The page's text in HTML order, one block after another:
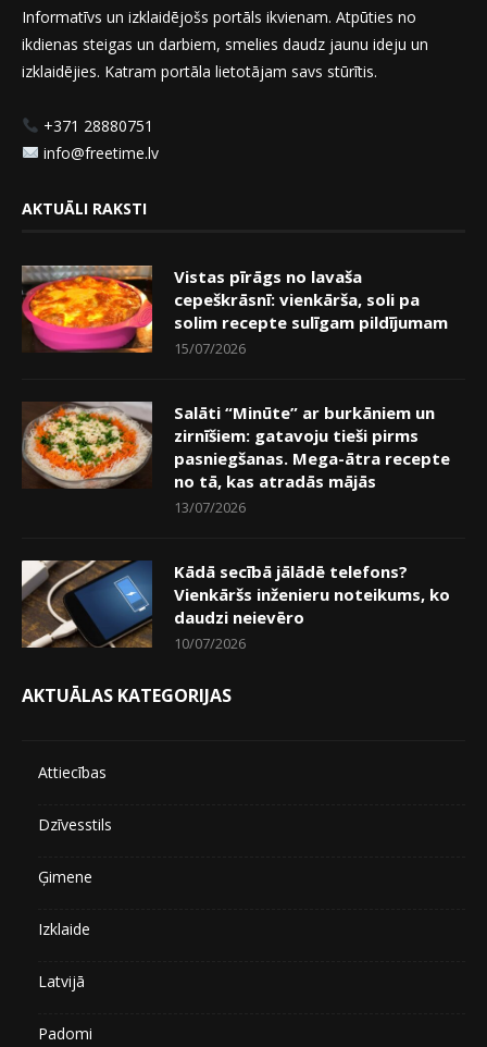
Informatīvs un izklaidējošs portāls ikvienam. Atpūties no
ikdienas steigas un darbiem, smelies daudz jaunu ideju un
izklaidējies. Katram portāla lietotājam savs stūrītis.
+371 28880751
info@freetime.lv
AKTUĀLI RAKSTI
Vistas pīrāgs no lavaša
cepeškrāsnī: vienkārša, soli pa
solim recepte sulīgam pildījumam
15/07/2026
Salāti “Minūte” ar burkāniem un
zirnīšiem: gatavoju tieši pirms
pasniegšanas. Mega-ātra recepte
no tā, kas atradās mājās
13/07/2026
Kādā secībā jālādē telefons?
Vienkāršs inženieru noteikums, ko
daudzi neievēro
10/07/2026
AKTUĀLAS KATEGORIJAS
Attiecības
Dzīvesstils
Ģimene
Izklaide
Latvijā
Padomi